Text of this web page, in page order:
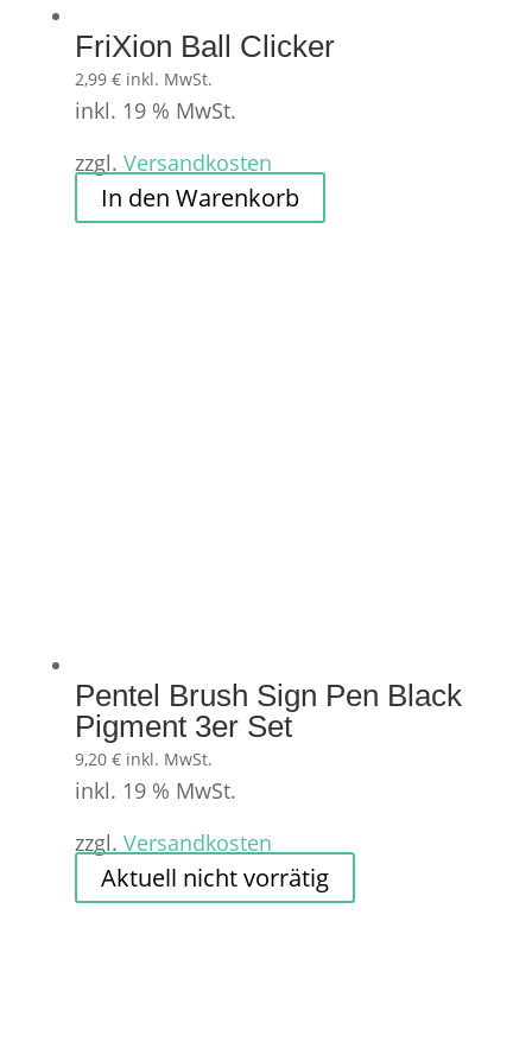
FriXion Ball Clicker
2,99 € inkl. MwSt.
inkl. 19 % MwSt.
zzgl. Versandkosten
In den Warenkorb
Pentel Brush Sign Pen Black
Pigment 3er Set
9,20 € inkl. MwSt.
inkl. 19 % MwSt.
zzgl. Versandkosten
Aktuell nicht vorrätig